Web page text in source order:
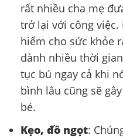
rất nhiều cha mẹ
trở lại với công
hiểm cho sức khỏe
dành nhiều thời
tục bú ngay cả khi
bình lâu cũng sẽ
bé.
Kẹo, đồ ngọt: